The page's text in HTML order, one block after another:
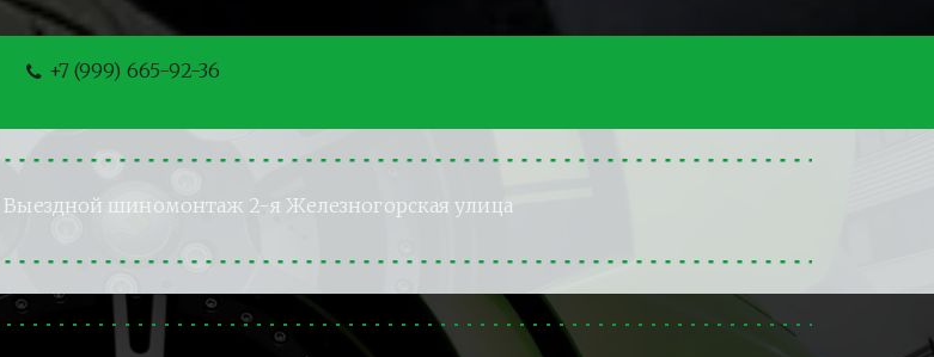
+7 (999) 665-92-36
Выездной шиномонтаж 2-я Железногорская улица